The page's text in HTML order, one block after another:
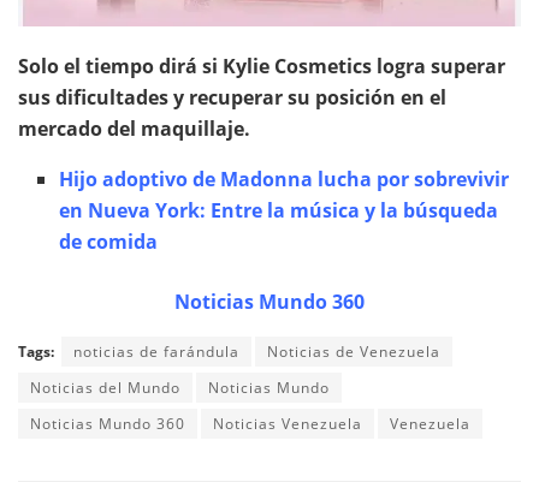
Solo el tiempo dirá si Kylie Cosmetics logra superar
sus dificultades y recuperar su posición en el
mercado del maquillaje.
Hijo adoptivo de Madonna lucha por sobrevivir
en Nueva York: Entre la música y la búsqueda
de comida
Noticias Mundo 360
Tags: noticias de farándula
Noticias de Venezuela
Noticias del Mundo
Noticias Mundo
Noticias Mundo 360
Noticias Venezuela Venezuela